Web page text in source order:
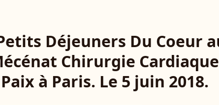
Déjeuners Du Coeur
Chirurgie
à Paris. Le 5 juin 2018.